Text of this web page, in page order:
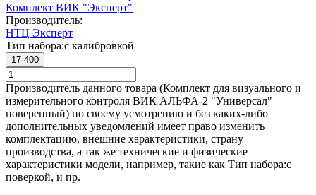
Комплект ВИК "Эксперт"
Производитель:
НТЦ Эксперт
Тип набора:с калибровкой
17 400
Производитель данного товара (Комплект для визуального и
измерительного контроля ВИК АЛЬФА-2 "Универсал"
поверенный) по своему усмотрению и без каких-либо
дополнительных уведомлений имеет право изменить
комплектацию, внешние характеристики, страну
производства, а так же технические и физические
характеристики модели, например, такие как Тип набора:с
поверкой, и пр.